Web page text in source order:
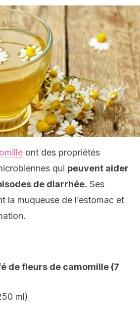
ont des propriétés
qui peuvent aider
de diarrhée. Ses
la muqueuse de l’estomac et
de fleurs de camomille (7
ml)